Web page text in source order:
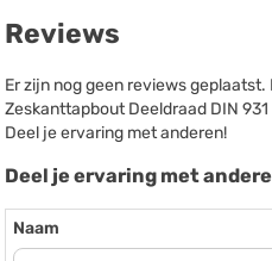
Reviews
Er zijn nog geen reviews
Zeskanttapbout Deeldraad DIN
Deel je ervaring met anderen!
Deel je ervaring met
Naam